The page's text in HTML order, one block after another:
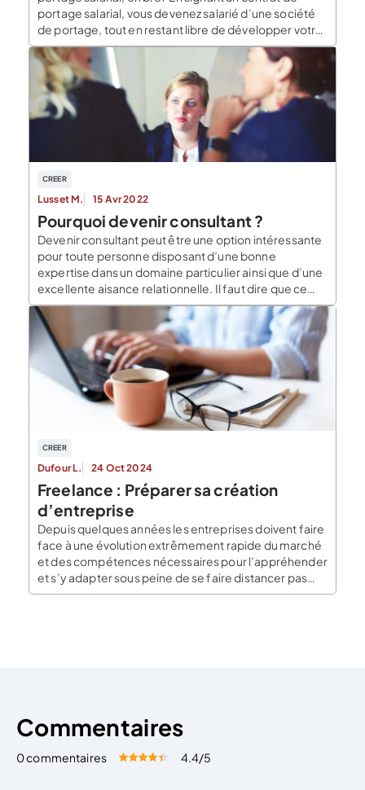
portage salarial, vous devenez salarié d’une société
de portage, tout en restant libre de développer votre
clientèle comme un entrepreneur à part entière. En
résumé, devenir porté consiste à : utiliser la structure
juridique de la […]
CREER
Lusset M. 15 Avr 2022
Pourquoi devenir consultant ?
Devenir consultant peut être une option intéressante
pour toute personne disposant d’une bonne
expertise dans un domaine particulier ainsi que d’une
excellente aisance relationnelle. Il faut dire que ce
professionnel a la capacité de venir à bout des
problèmes que rencontrent les entreprises, en leur
évitant des recrutements qui peuvent s’avérer aussi
bien risqués que […]
CREER
Dufour L. 24 Oct 2024
Freelance : Préparer sa création
d’entreprise
Depuis quelques années les entreprises doivent faire
face à une évolution extrêmement rapide du marché
et des compétences nécessaires pour l’appréhender
et s’y adapter sous peine de se faire distancer pas
leurs concurrents. Cela offre la possibilité à de
Commentaires
0 commentaires Évaluez cet article:
4.4/5